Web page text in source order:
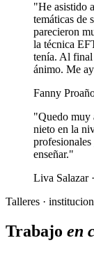
"He asistido
temáticas de
parecieron
la técnica
tenía. Al final
ánimo. Me
Fanny
"Quedo muy
nieto en la
enseñar."
Liva Salazar
Talleres ·
Trabajo en